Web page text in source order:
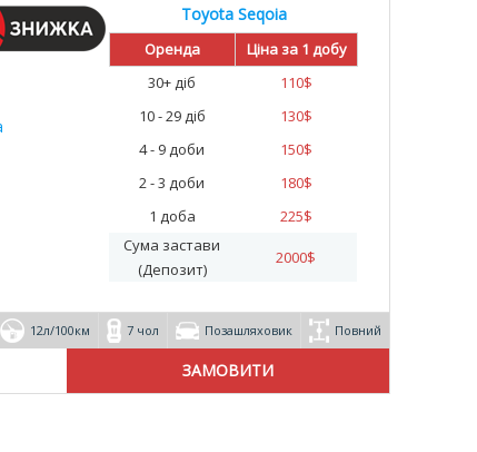
Toyota Seqoia
Оренда
Ціна за 1 добу
30+ діб
110$
10 - 29 діб
130$
4 - 9 доби
150$
2 - 3 доби
180$
1 доба
225$
Сума застави
(Депозит)
2000$
12л/100км 7 чол Позашляховик Повний